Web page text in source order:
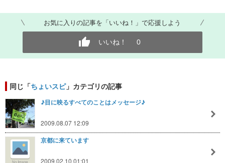
お気に入りの記事を「いいね！」で応援しよう
いいね！ 0
同じ「ちょいスピ」カテゴリの記事
♪目に映るすべてのことはメッセージ♪
2009.08.07 12:09
京都に来ています
2009.02.10 01:01